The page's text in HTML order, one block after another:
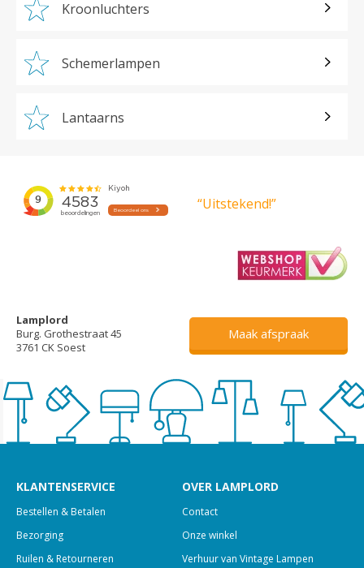
Kroonluchters
Schemerlampen
Lantaarns
“Uitstekend!”
Lamplord
Burg. Grothestraat 45
3761 CK Soest
Maak afspraak
KLANTENSERVICE
Bestellen & Betalen
Bezorging
Ruilen & Retourneren
OVER LAMPLORD
Contact
Onze winkel
Verhuur van Vintage Lampen